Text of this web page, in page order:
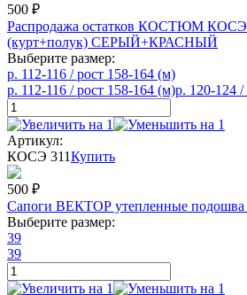
500 ₽
Распродажа остатков КОСТЮМ КОСЭ
(курт+полук) СЕРЫЙ+КРАСНЫЙ
Выберите размер:
р. 112-116 / рост 158-164 (м)
р. 112-116 / рост 158-164 (м)р. 120-124
Артикул:
КОСЭ 311Купить
500 ₽
Сапоги ВЕКТОР утепленные
Выберите размер:
39
39